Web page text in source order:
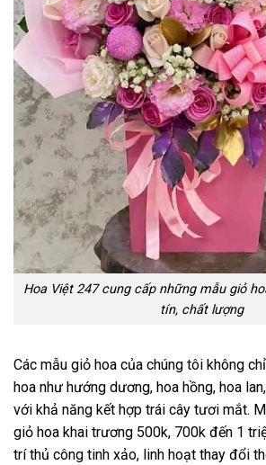
Hoa Việt 247 cung cấp những mẫu giỏ
tín, chất lượng
Các mẫu giỏ hoa của chúng tôi không
hoa như hướng dương, hoa hồng, hoa
với khả năng kết hợp trái cây tươi mắt.
giỏ hoa khai trương 500k, 700k đến 1
trí thủ công tinh xảo, linh hoạt thay đổi